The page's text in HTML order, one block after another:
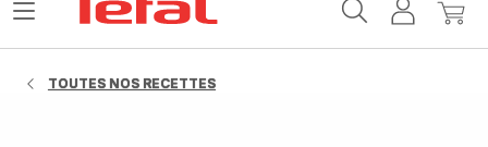
MonMon
Ouvrir
TOUTES NOS RECETTES